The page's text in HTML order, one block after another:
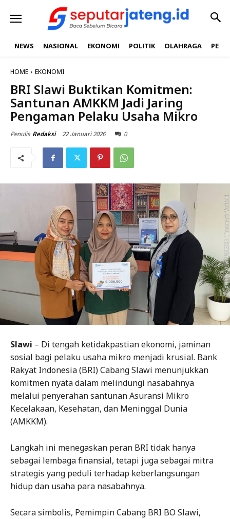
NEWS NASIONAL EKONOMI POLITIK OLAHRAGA
HOME EKONOMI
BRI Slawi Buktikan Komitmen:
Santunan AMKKM Jadi Jaring
Pengaman Pelaku Usaha Mikro
Penulis Redaksi 22 Januari 2026 0
Slawi – Di tengah ketidakpastian ekonomi, jaminan
sosial bagi pelaku usaha mikro menjadi krusial. Bank
Rakyat Indonesia (BRI) Cabang Slawi menunjukkan
komitmen nyata dalam melindungi nasabahnya
melalui penyerahan santunan Asuransi Mikro
Kecelakaan, Kesehatan, dan Meninggal Dunia
(AMKKM).
Langkah ini menegaskan peran BRI tidak hanya
sebagai lembaga finansial, tetapi juga sebagai mitra
strategis yang peduli terhadap keberlangsungan
hidup dan usaha para nasabahnya.
Secara simbolis, Pemimpin Cabang BRI BO Slawi,